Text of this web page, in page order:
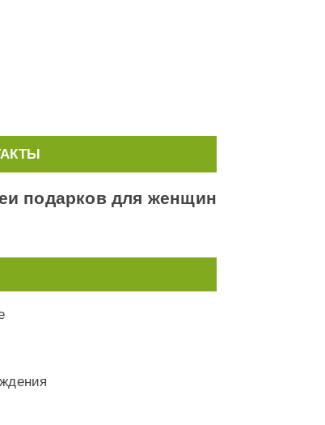
подарков для женщин